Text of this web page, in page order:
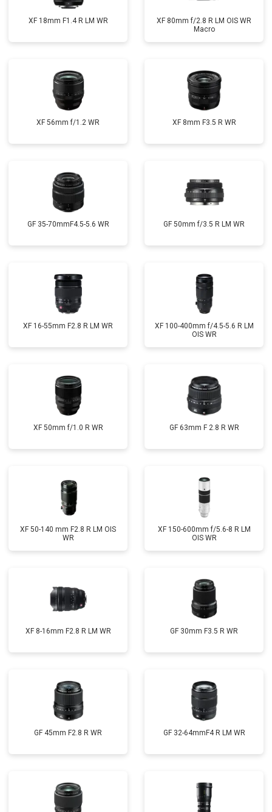
XF 18mm F1.4 R LM WR
XF 80mm f/2.8 R LM OIS WR
Macro
XF 56mm f/1.2 WR XF 8mm F3.5 R WR
GF 35-70mmF4.5-5.6 WR GF 50mm f/3.5 R LM WR
XF 16-55mm F2.8 R LM WR
XF 100-400mm f/4.5-5.6 R LM
OIS WR
XF 50mm f/1.0 R WR GF 63mm F 2.8 R WR
XF 50-140 mm F2.8 R LM OIS
WR
XF 150-600mm f/5.6-8 R LM
OIS WR
XF 8-16mm F2.8 R LM WR GF 30mm F3.5 R WR
GF 45mm F2.8 R WR GF 32-64mmF4 R LM WR